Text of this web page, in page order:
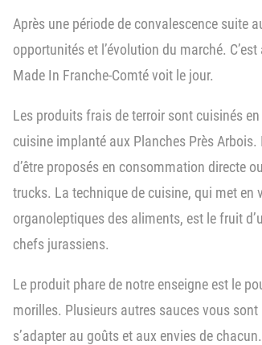
Après une période de convalescence suite
opportunités et l’évolution du marché.
Made In Franche-Comté voit le jour.
Les produits frais de terroir sont cuisinés
cuisine implanté aux Planches Près
d’être proposés en consommation directe
trucks. La technique de cuisine, qui met en
organoleptiques des aliments, est le fruit
chefs jurassiens.
Le produit phare de notre enseigne est le
morilles. Plusieurs autres sauces vous
s’adapter au goûts et aux envies de